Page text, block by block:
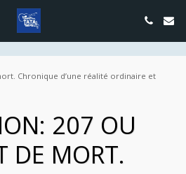
DIRECT, f08c47fec0942fa0
Chronique d’une réalité ordinaire et
207 OU
DE MORT.